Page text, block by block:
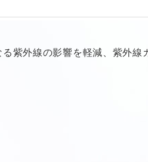
紫外線の影響を軽減、紫外線